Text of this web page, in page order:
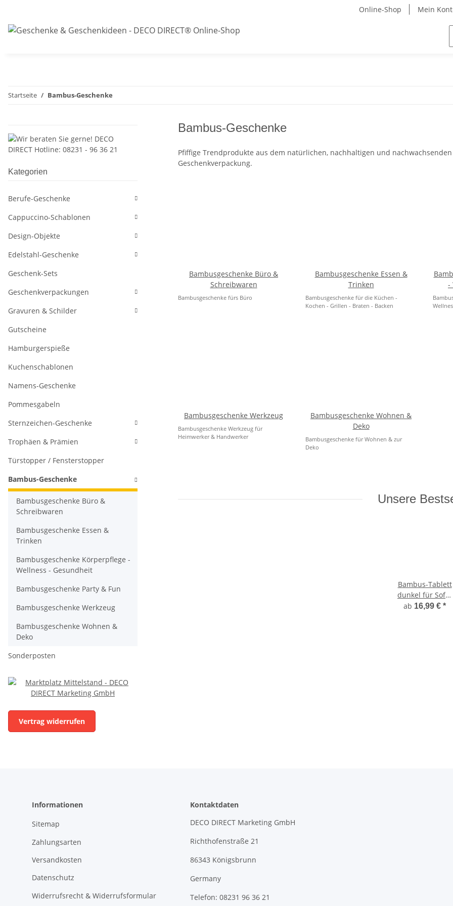
Online-Shop Mein
Startseite Bambus-Geschenke
Bambus-Geschenke
Pfiffige Trendprodukte aus dem natürlichen, nachhaltigen und
Geschenkverpackung.
Bambusgeschenke Büro &
Schreibwaren
Bambusgeschenke fürs Büro
Bambusgeschenke Essen &
Trinken
Bambusgeschenke für die Küchen -
Kochen - Grillen - Braten - Backen
-
Bambusgeschenke Werkzeug
Bambusgeschenke Werkzeug für
Heimwerker & Handwerker
Bambusgeschenke Wohnen &
Deko
Bambusgeschenke für Wohnen & zur
Deko
Unsere
Bambus-Tablett
dunkel für Sofa-
Armlehne,
ab 16,99 € *
Kategorien
Berufe-Geschenke
Cappuccino-Schablonen
Design-Objekte
Edelstahl-Geschenke
Geschenk-Sets
Geschenkverpackungen
Gravuren & Schilder
Gutscheine
Hamburgerspieße
Kuchenschablonen
Namens-Geschenke
Pommesgabeln
Sternzeichen-Geschenke
Trophäen & Prämien
Türstopper / Fensterstopper
Bambus-Geschenke
Bambusgeschenke Büro &
Schreibwaren
Bambusgeschenke Essen &
Trinken
Bambusgeschenke Körperpflege -
Wellness - Gesundheit
Bambusgeschenke Party & Fun
Bambusgeschenke Werkzeug
Bambusgeschenke Wohnen &
Deko
Sonderposten
Vertrag widerrufen
Informationen
Sitemap
Zahlungsarten
Versandkosten
Datenschutz
Widerrufsrecht & Widerrufsformular
Kontaktdaten
DECO DIRECT Marketing GmbH
Richthofenstraße 21
86343 Königsbrunn
Germany
Telefon: 08231 96 36 21